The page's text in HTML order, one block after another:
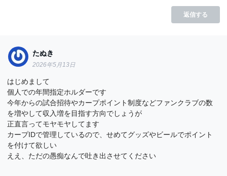
返信する
たぬき
2026年5月13日
はじめまして
個人での年間指定ホルダーです
今年からの試合招待やカープポイント制度などファンクラブの数
を増やして収入増を目指す方向でしょうが
正直言ってモヤモヤしてます
カープIDで管理しているので、せめてグッズやビールでポイント
を付けて欲しい
ええ、ただの愚痴なんで吐き出させてください